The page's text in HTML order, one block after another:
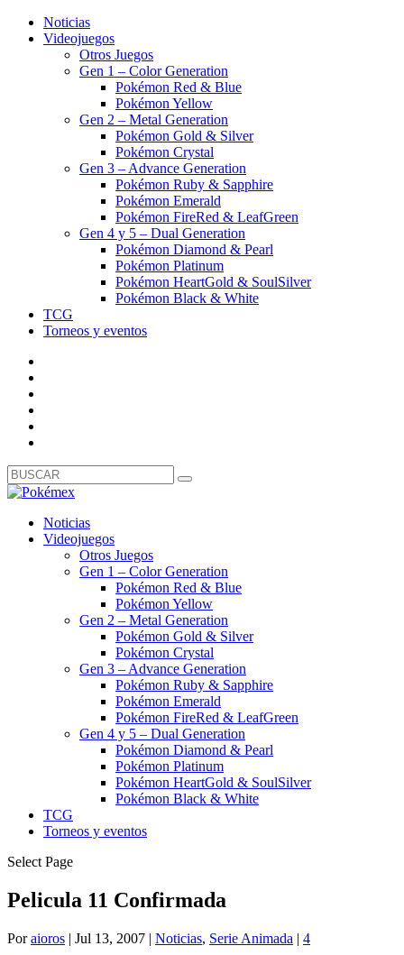
Noticias
Videojuegos
Otros Juegos
Gen 1 – Color Generation
Pokémon Red & Blue
Pokémon Yellow
Gen 2 – Metal Generation
Pokémon Gold & Silver
Pokémon Crystal
Gen 3 – Advance Generation
Pokémon Ruby & Sapphire
Pokémon Emerald
Pokémon FireRed & LeafGreen
Gen 4 y 5 – Dual Generation
Pokémon Diamond & Pearl
Pokémon Platinum
Pokémon HeartGold & SoulSilver
Pokémon Black & White
TCG
Torneos y eventos
Noticias
Videojuegos
Otros Juegos
Gen 1 – Color Generation
Pokémon Red & Blue
Pokémon Yellow
Gen 2 – Metal Generation
Pokémon Gold & Silver
Pokémon Crystal
Gen 3 – Advance Generation
Pokémon Ruby & Sapphire
Pokémon Emerald
Pokémon FireRed & LeafGreen
Gen 4 y 5 – Dual Generation
Pokémon Diamond & Pearl
Pokémon Platinum
Pokémon HeartGold & SoulSilver
Pokémon Black & White
TCG
Torneos y eventos
Select Page
Pelicula 11 Confirmada
Poraioros | Jul 13, 2007 | Noticias, Serie Animada | 4